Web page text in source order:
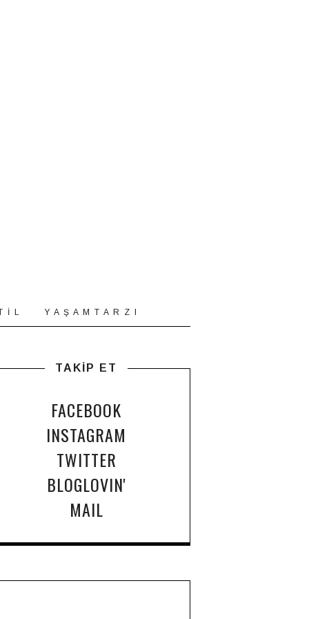
İ L Y A Ş A M T A R Z I
TAKİP ET
FACEBOOK
INSTAGRAM
TWITTER
BLOGLOVIN'
MAIL